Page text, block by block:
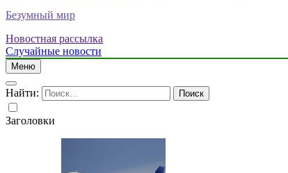
Безумный мир
Новостная рассылка
Случайные новости
Меню
Найти:
Заголовки